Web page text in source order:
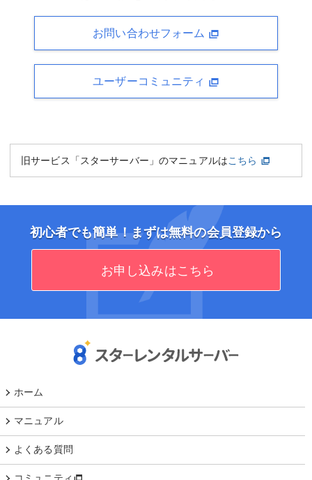
お問い合わせフォーム
ユーザーコミュニティ
旧サービス「スターサーバー」のマニュアルはこちら
初心者でも簡単！まずは無料の会員登録から
お申し込みはこちら
ホーム
マニュアル
よくある質問